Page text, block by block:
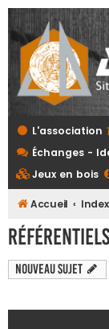
L'association
Échanges -
Jeux en bois
Accueil
Nouveau sujet